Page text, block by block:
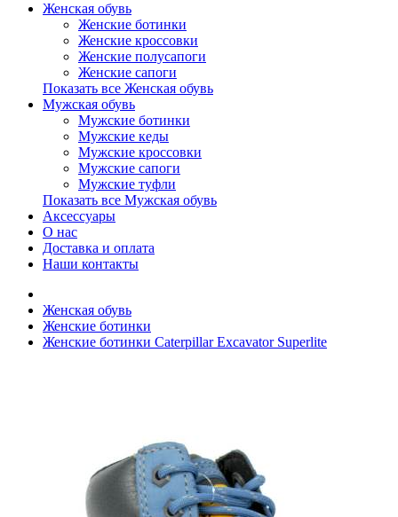
Женская обувь
Женские ботинки
Женские кроссовки
Женские полусапоги
Женские сапоги
Показать все Женская обувь
Мужская обувь
Мужские ботинки
Мужские кеды
Мужские кроссовки
Мужские сапоги
Мужские туфли
Показать все Мужская обувь
Аксессуары
О нас
Доставка и оплата
Наши контакты
Женская обувь
Женские ботинки
Женские ботинки Caterpillar Excavator Superlite